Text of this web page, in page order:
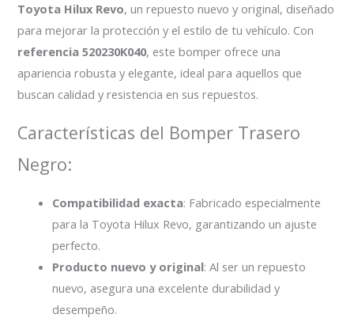
Toyota Hilux Revo, un repuesto nuevo y original, diseñado
para mejorar la protección y el estilo de tu vehículo. Con
referencia 520230K040, este bomper ofrece una
apariencia robusta y elegante, ideal para aquellos que
buscan calidad y resistencia en sus repuestos.
Características del Bomper Trasero
Negro:
Compatibilidad exacta: Fabricado especialmente
para la Toyota Hilux Revo, garantizando un ajuste
perfecto.
Producto nuevo y original: Al ser un repuesto
nuevo, asegura una excelente durabilidad y
desempeño.